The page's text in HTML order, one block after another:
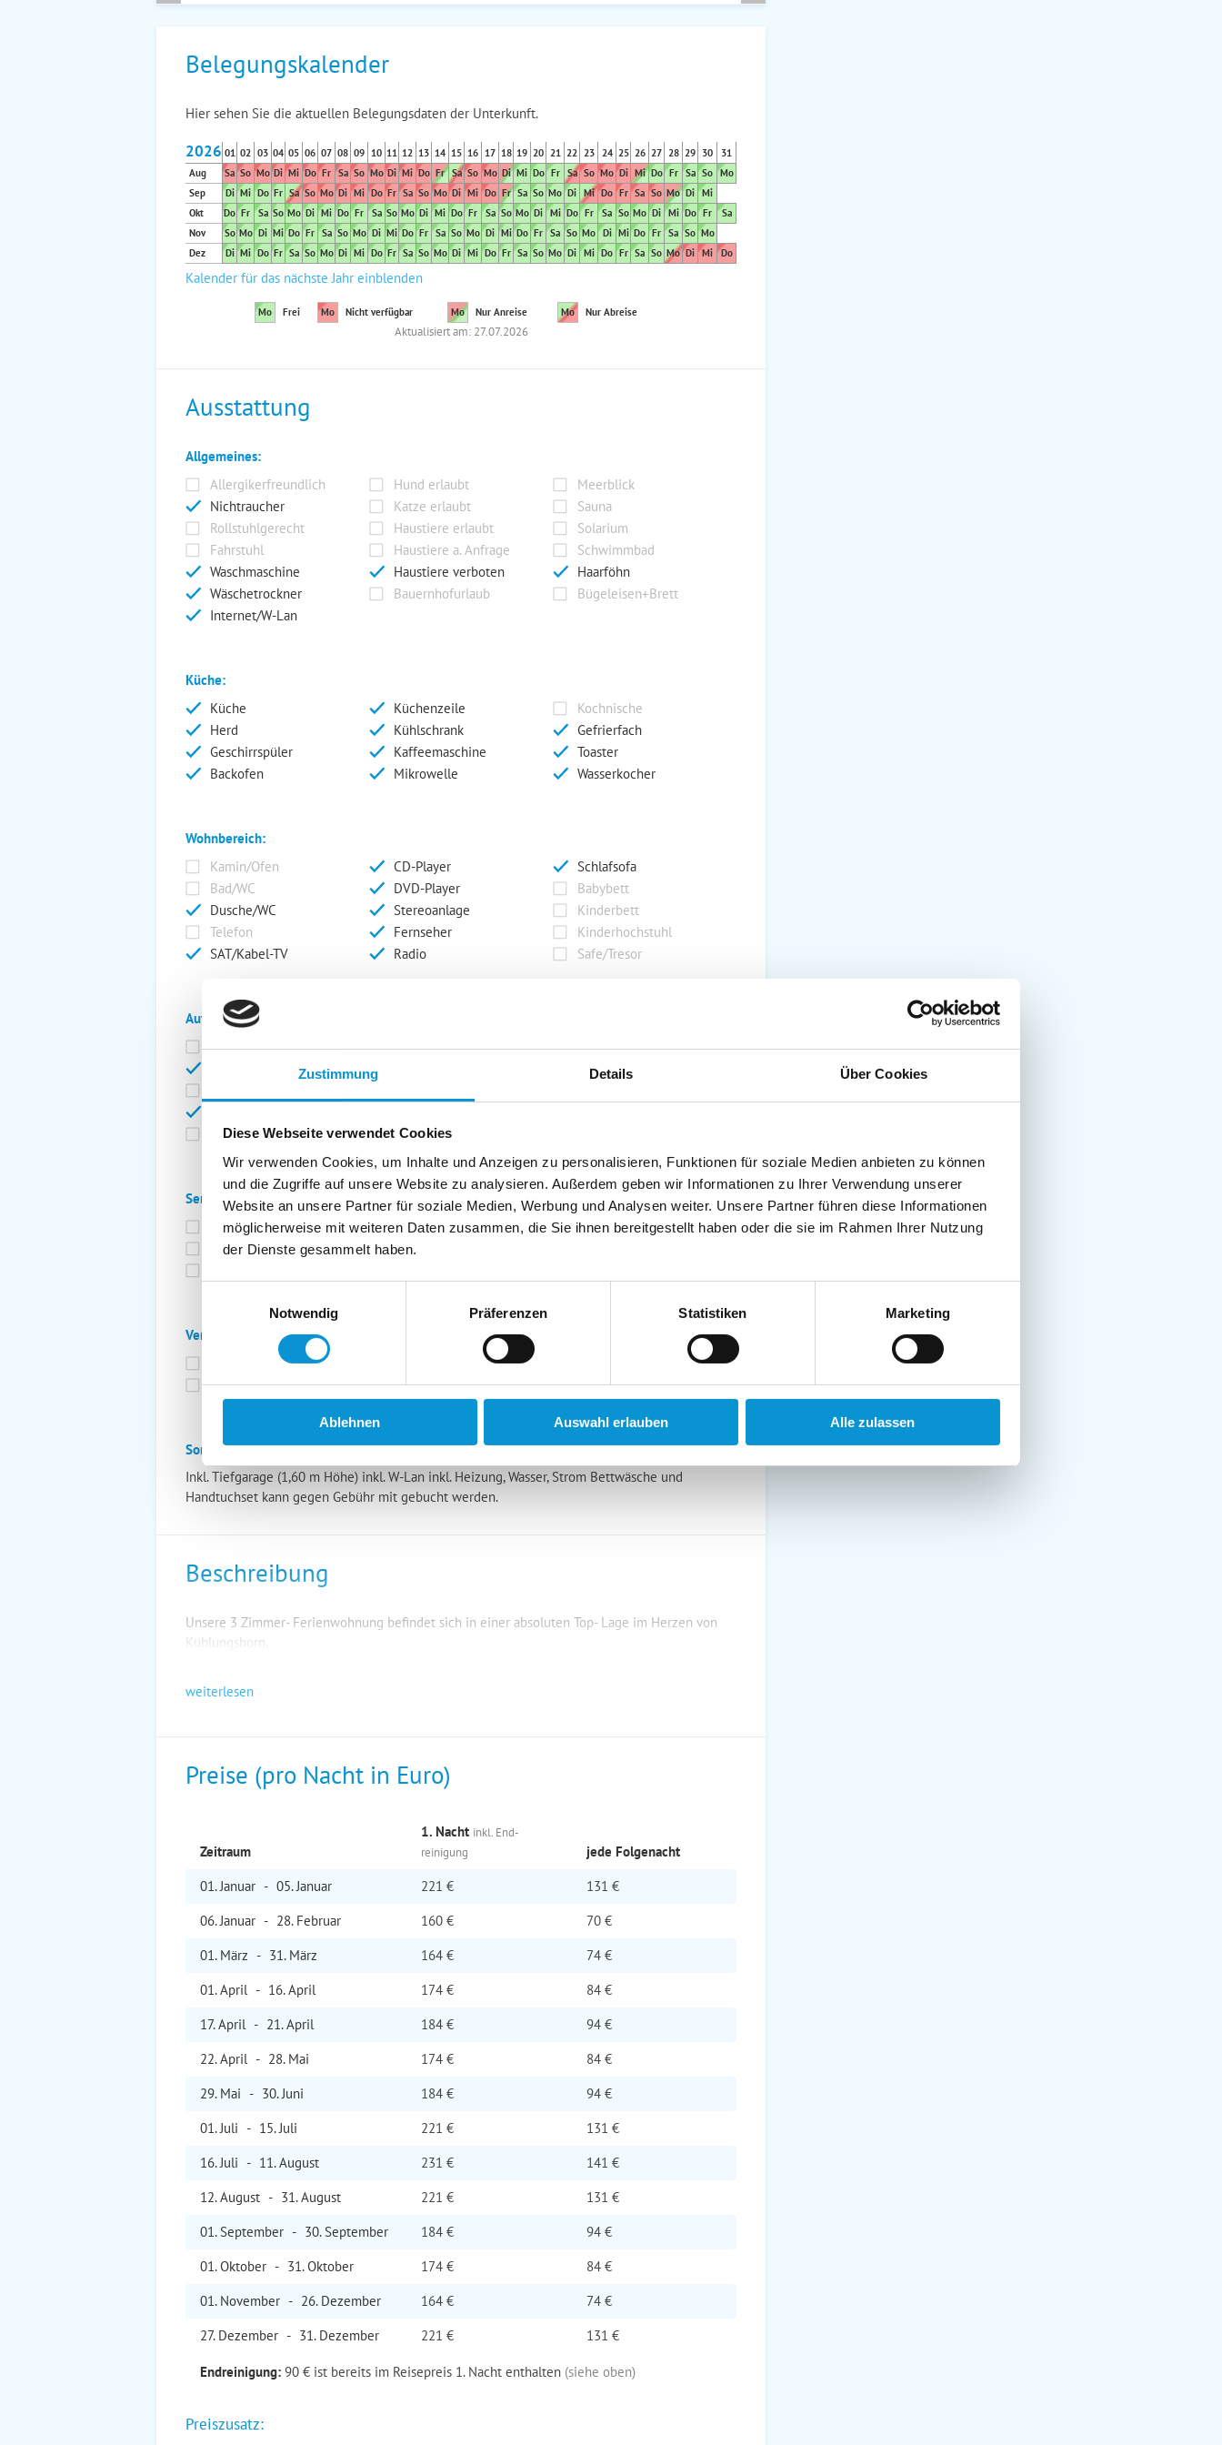
Zustimmung Details Über Cookies
Diese Webseite verwendet Cookies
Wir verwenden Cookies, um Inhalte und Anzeigen zu personalisieren, Funktionen für soziale Medien anbieten zu können
und die Zugriffe auf unsere Website zu analysieren. Außerdem geben wir Informationen zu Ihrer Verwendung unserer
Website an unsere Partner für soziale Medien, Werbung und Analysen weiter. Unsere Partner führen diese Informationen
möglicherweise mit weiteren Daten zusammen, die Sie ihnen bereitgestellt haben oder die sie im Rahmen Ihrer Nutzung
der Dienste gesammelt haben.
Notwendig
Präferenzen Statistiken Marketing
Ablehnen Auswahl erlauben Alle zulassen
Belegungskalender
Hier sehen Sie die aktuellen Belegungsdaten der Unterkunft.
2026 01 02 03 04 05 06 07 08 09 10 11 12 13 14 15 16 17 18 19 20 21 22 23 24 25 26 27 28 29 30
31
Aug
Sa So Mo Di Mi Do Fr Sa So Mo Di Mi Do Fr Sa So Mo Di Mi Do Fr Sa So Mo Di Mi Do Fr Sa So Mo
Sep
Di Mi Do Fr Sa So Mo Di Mi Do Fr Sa So Mo Di Mi Do Fr Sa So Mo Di Mi Do Fr Sa So Mo Di Mi
Okt
Do Fr Sa So Mo Di Mi Do Fr Sa So Mo Di Mi Do Fr Sa So Mo Di Mi Do Fr Sa So Mo Di Mi Do Fr
Sa
Nov
So Mo Di Mi Do Fr Sa So Mo Di Mi Do Fr Sa So Mo Di Mi Do Fr Sa So Mo Di Mi Do Fr Sa So Mo
Dez
Di Mi Do Fr Sa So Mo Di Mi Do Fr Sa So Mo Di Mi Do Fr Sa So Mo Di Mi Do Fr Sa So Mo Di Mi Do
Kalender für das nächste Jahr einblenden
Mo Frei Mo Nicht verfügbar Mo Nur Anreise Mo Nur Abreise
Aktualisiert am: 27.07.2026
Ausstattung
Allgemeines:
Allergikerfreundlich
Hund erlaubt
Meerblick
Nichtraucher
Katze erlaubt
Sauna
Rollstuhlgerecht
Haustiere erlaubt
Solarium
Fahrstuhl
Haustiere a. Anfrage
Schwimmbad
Waschmaschine
Haustiere verboten
Haarföhn
Wäschetrockner
Bauernhofurlaub
Bügeleisen+Brett
Internet/W-Lan
Küche:
Küche
Küchenzeile
Kochnische
Herd
Kühlschrank
Gefrierfach
Geschirrspüler
Kaffeemaschine
Toaster
Backofen
Mikrowelle Wasserkocher
Wohnbereich:
Kamin/Ofen
CD-Player
Schlafsofa
Bad/WC
DVD-Player
Babybett
Dusche/WC
Stereoanlage
Kinderbett
Telefon
Fernseher
Kinderhochstuhl
SAT/Kabel-TV
Radio Safe/Tresor
Außenanlage:
Garten/Liegewiese
Carport
Grill
Grillplatz
Balkon
Abstellraum
Service:
Bettwäsche inkl.
Geschirrtücher inkl.
Handtücher inkl.
Fahrräder
Strandkorb am Strand
Verpflegung:
Brötchenservice
Frühstück möglich
Halbpension möglich
Vollpension möglich
Sonstiges:
Inkl. Tiefgarage (1,60 m Höhe) inkl. W-Lan inkl. Heizung, Wasser, Strom Bettwäsche und
Handtuchset kann gegen Gebühr mit gebucht werden.
Beschreibung
Unsere 3 Zimmer- Ferienwohnung befindet sich in einer absoluten Top- Lage im Herzen von
Kühlungsborn.
weiterlesen
Preise (pro Nacht in Euro)
Zeitraum
1. Nacht inkl. End­
reinigung
jede Folge­nacht
01. Januar - 05. Januar 221 €
131 €
06. Januar - 28. Februar 160 €
70 €
01. März - 31. März 164 €
74 €
01. April - 16. April 174 €
84 €
17. April - 21. April 184 €
94 €
22. April - 28. Mai 174 €
84 €
29. Mai - 30. Juni 184 €
94 €
01. Juli - 15. Juli 221 €
131 €
16. Juli - 11. August 231 €
141 €
12. August - 31. August 221 €
131 €
01. September - 30. September 184 €
94 €
01. Oktober - 31. Oktober 174 €
84 €
01. November - 26. Dezember 164 €
74 €
27. Dezember - 31. Dezember 221 € 131 €
Endreinigung: 90 € ist bereits im Reisepreis 1. Nacht enthalten (siehe oben)
Preiszusatz: